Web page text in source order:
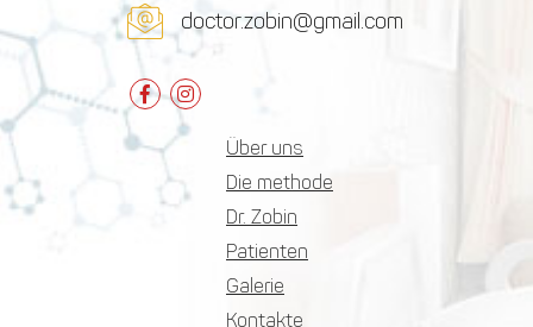
doctor.zobin@gmail.com
Über uns
Die methode
Dr. Zobin
Patienten
Galerie
Kontakte